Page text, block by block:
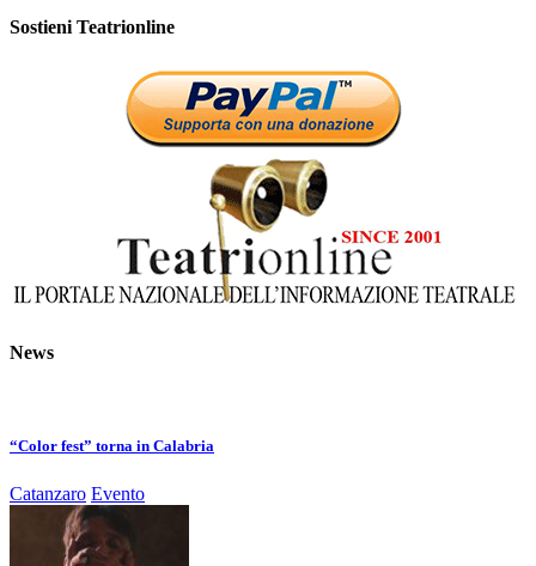
Sostieni Teatrionline
News
“Color fest” torna in Calabria
Catanzaro Evento